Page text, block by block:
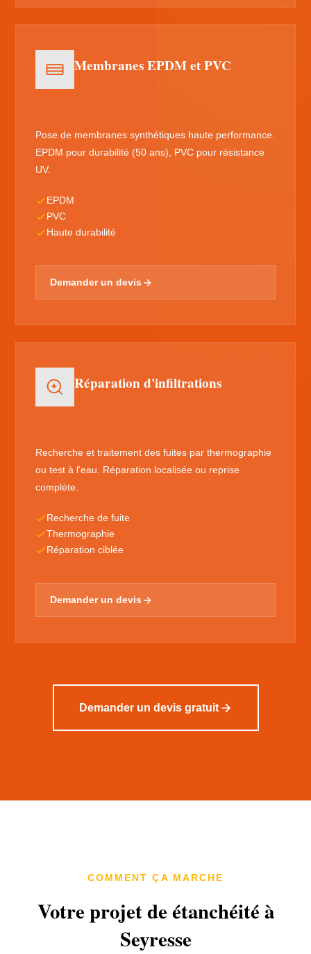
Membranes EPDM et PVC
Pose de membranes synthétiques haute performance.
EPDM pour durabilité (50 ans), PVC pour résistance
UV.
EPDM
PVC
Haute durabilité
Demander un devis
Réparation d'infiltrations
Recherche et traitement des fuites par thermographie
ou test à l'eau. Réparation localisée ou reprise
complète.
Recherche de fuite
Thermographie
Réparation ciblée
Demander un devis
Demander un devis gratuit
COMMENT ÇA MARCHE
Votre projet de étanchéité à
Seyresse